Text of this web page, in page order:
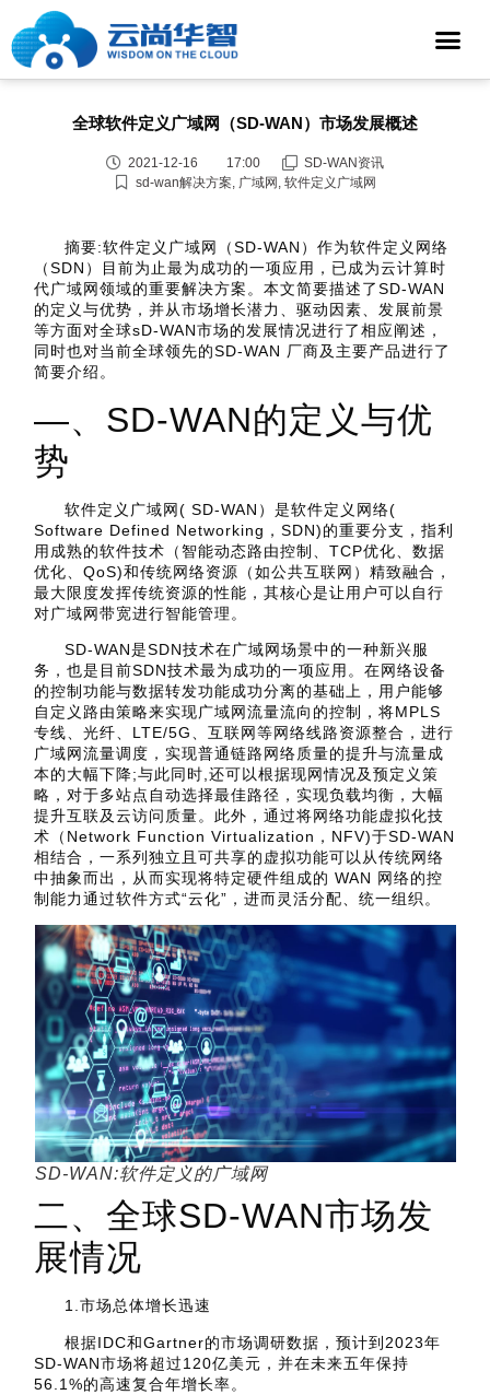
全球软件定义广域网（SD-WAN）市场发展概述
2021-12-16 17:00
SD-WAN资讯
sd-wan解决方案 广域网 软件定义广域网
摘要:软件定义广域网（SD-WAN）作为软件定义网络
（SDN）目前为止最为成功的一项应用，已成为云计算时
代广域网领域的重要解决方案。本文简要描述了SD-WAN
的定义与优势，并从市场增长潜力、驱动因素、发展前景
等方面对全球sD-WAN市场的发展情况进行了相应阐述，
同时也对当前全球领先的SD-WAN 厂商及主要产品进行了
简要介绍。
—、SD-WAN的定义与优
势
软件定义广域网( SD-WAN）是软件定义网络(
Software Defined Networking，SDN)的重要分支，指利
用成熟的软件技术（智能动态路由控制、TCP优化、数据
优化、QoS)和传统网络资源（如公共互联网）精致融合，
最大限度发挥传统资源的性能，其核心是让用户可以自行
对广域网带宽进行智能管理。
SD-WAN是SDN技术在广域网场景中的一种新兴服
务，也是目前SDN技术最为成功的一项应用。在网络设备
的控制功能与数据转发功能成功分离的基础上，用户能够
自定义路由策略来实现广域网流量流向的控制，将MPLS
专线、光纤、LTE/5G、互联网等网络线路资源整合，进行
广域网流量调度，实现普通链路网络质量的提升与流量成
本的大幅下降;与此同时,还可以根据现网情况及预定义策
略，对于多站点自动选择最佳路径，实现负载均衡，大幅
提升互联及云访问质量。此外，通过将网络功能虚拟化技
术（Network Function Virtualization，NFV)于SD-WAN
相结合，一系列独立且可共享的虚拟功能可以从传统网络
中抽象而出，从而实现将特定硬件组成的 WAN 网络的控
制能力通过软件方式“云化”，进而灵活分配、统一组织。
SD-WAN:软件定义的广域网
二、全球SD-WAN市场发
展情况
1.市场总体增长迅速
根据IDC和Gartner的市场调研数据，预计到2023年
SD-WAN市场将超过120亿美元，并在未来五年保持
56.1%的高速复合年增长率。